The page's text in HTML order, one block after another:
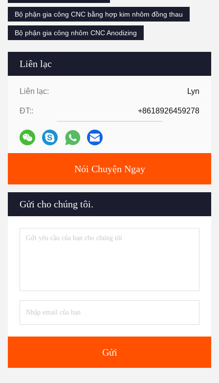
Liên lạc
Liên lạc: Lyn
ĐT:: +8618926459278
Nói Chuyện Ngay
Gửi cho chúng tôi.
Gửi
Bộ phận gia công CNC bằng hợp kim nhôm đồng thau
Bộ phận gia công nhôm CNC Anodizing